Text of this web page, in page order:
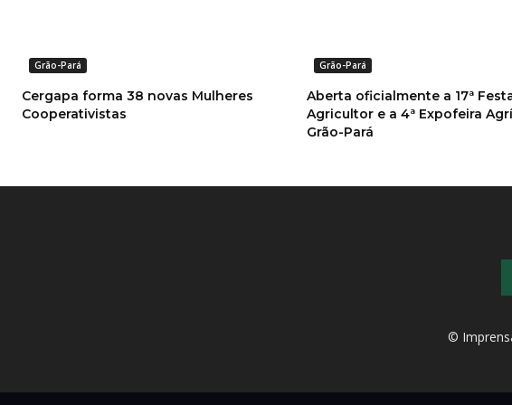
Grão-Pará
Cergapa forma 38 novas Mulheres
Cooperativistas
Grão-Pará
Aberta oficialmente a 17ª
Agricultor e a 4ª Expofeira
Grão-Pará
©